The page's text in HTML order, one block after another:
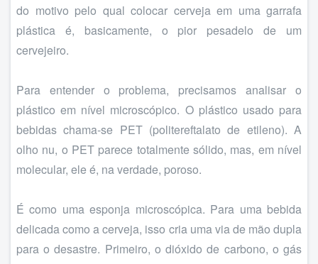
do motivo pelo qual colocar cerveja em uma garrafa
plástica é, basicamente, o pior pesadelo de um
cervejeiro.
Para entender o problema, precisamos analisar o
plástico em nível microscópico. O plástico usado para
bebidas chama-se PET (politereftalato de etileno). A
olho nu, o PET parece totalmente sólido, mas, em nível
molecular, ele é, na verdade, poroso.
É como uma esponja microscópica. Para uma bebida
delicada como a cerveja, isso cria uma via de mão dupla
para o desastre. Primeiro, o dióxido de carbono, o gás